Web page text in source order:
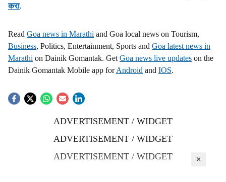
करा.
Read Goa news in Marathi and Goa local news on Tourism,
Business, Politics, Entertainment, Sports and Goa latest news in
Marathi on Dainik Gomantak. Get Goa news live updates on the
Dainik Gomantak Mobile app forAndroid and IOS.
ADVERTISEMENT / WIDGET
ADVERTISEMENT / WIDGET
ADVERTISEMENT / WIDGET
×